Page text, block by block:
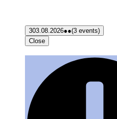
303.08.2026●●(3 events)
Close